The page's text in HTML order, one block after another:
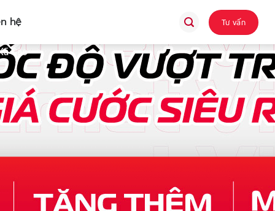
hệ Tư vấn
Gào